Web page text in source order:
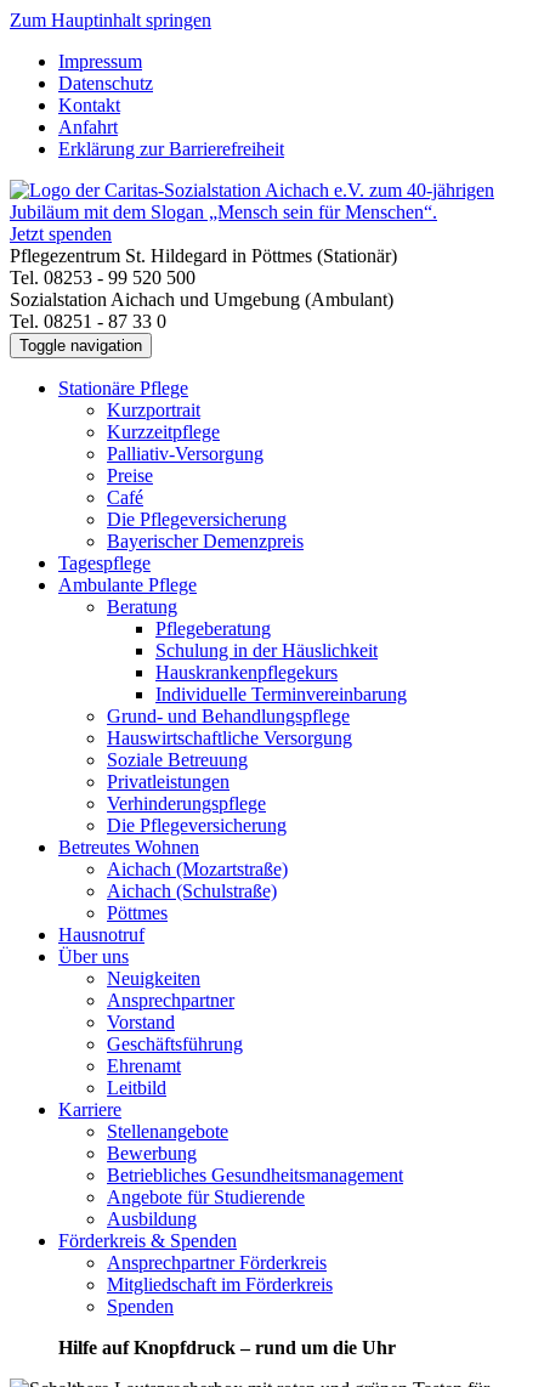
Zum Hauptinhalt springen
Impressum
Datenschutz
Kontakt
Anfahrt
Erklärung zur Barrierefreiheit
Jetzt spenden
Pflegezentrum St. Hildegard in Pöttmes (Stationär)
Tel. 08253 - 99 520 500
Sozialstation Aichach und Umgebung (Ambulant)
Tel. 08251 - 87 33 0
Toggle navigation
Stationäre Pflege
Kurzportrait
Kurzzeitpflege
Palliativ-Versorgung
Preise
Café
Die Pflegeversicherung
Bayerischer Demenzpreis
Tagespflege
Ambulante Pflege
Beratung
Pflegeberatung
Schulung in der Häuslichkeit
Hauskrankenpflegekurs
Individuelle Terminvereinbarung
Grund- und Behandlungspflege
Hauswirtschaftliche Versorgung
Soziale Betreuung
Privatleistungen
Verhinderungspflege
Die Pflegeversicherung
Betreutes Wohnen
Aichach (Mozartstraße)
Aichach (Schulstraße)
Pöttmes
Hausnotruf
Über uns
Neuigkeiten
Ansprechpartner
Vorstand
Geschäftsführung
Ehrenamt
Leitbild
Karriere
Stellenangebote
Bewerbung
Betriebliches Gesundheitsmanagement
Angebote für Studierende
Ausbildung
Förderkreis & Spenden
Ansprechpartner Förderkreis
Mitgliedschaft im Förderkreis
Spenden
Hilfe auf Knopfdruck – rund um die Uhr